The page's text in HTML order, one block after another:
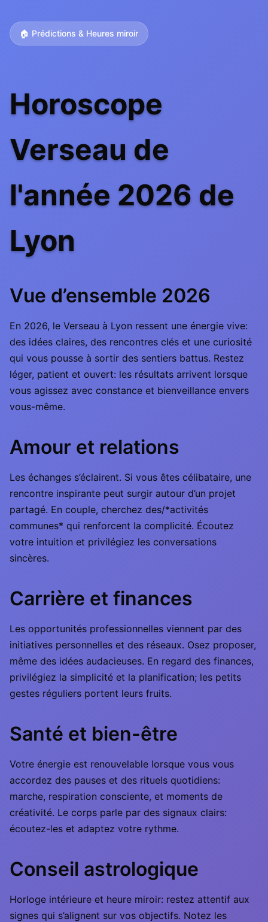
🏠 Prédictions & Heures miroir
Horoscope
Verseau de
l'année 2026 de
Lyon
Vue d’ensemble 2026
En 2026, le Verseau à Lyon ressent une énergie vive:
des idées claires, des rencontres clés et une curiosité
qui vous pousse à sortir des sentiers battus. Restez
léger, patient et ouvert: les résultats arrivent lorsque
vous agissez avec constance et bienveillance envers
vous-même.
Amour et relations
Les échanges s’éclairent. Si vous êtes célibataire, une
rencontre inspirante peut surgir autour d’un projet
partagé. En couple, cherchez des/*activités
communes* qui renforcent la complicité. Écoutez
votre intuition et privilégiez les conversations
sincères.
Carrière et finances
Les opportunités professionnelles viennent par des
initiatives personnelles et des réseaux. Osez proposer,
même des idées audacieuses. En regard des finances,
privilégiez la simplicité et la planification; les petits
gestes réguliers portent leurs fruits.
Santé et bien-être
Votre énergie est renouvelable lorsque vous vous
accordez des pauses et des rituels quotidiens:
marche, respiration consciente, et moments de
créativité. Le corps parle par des signaux clairs:
écoutez-les et adaptez votre rythme.
Conseil astrologique
Horloge intérieure et heure miroir: restez attentif aux
signes qui s’alignent sur vos objectifs. Notez les